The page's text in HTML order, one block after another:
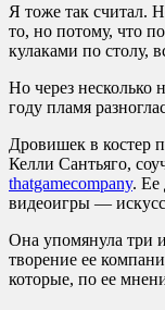
Я тоже так считал.
то, но потому, что
кулаками по столу,
Но через
году пламя
Дровишек в костер
Келли Сантьяго,
thatgamecompany. Ее
видеоигры —
Она упомянула три
творение ее
которые, по ее